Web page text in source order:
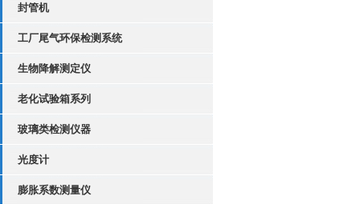
封管机
工厂尾气环保检测系统
生物降解测定仪
老化试验箱系列
玻璃类检测仪器
光度计
膨胀系数测量仪